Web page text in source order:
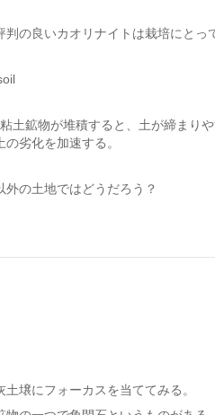
判の良いカオリナイトは栽培にとっ
土鉱物が堆積すると、土が締まり
劣化を加速する。
外の土地ではどうだろう？
壌にフォーカスを当ててみる。